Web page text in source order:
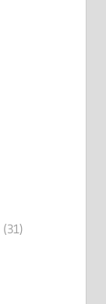
(31)